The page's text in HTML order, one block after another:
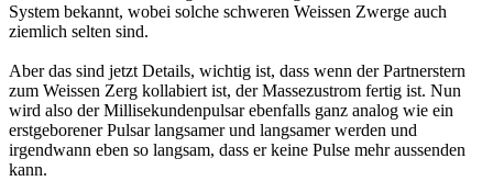
System bekannt, wobei solche schweren Weissen Zwerge auch
ziemlich selten sind.
Aber das sind jetzt Details, wichtig ist, dass wenn der Partnerstern
zum Weissen Zerg kollabiert ist, der Massezustrom fertig ist. Nun
wird also der Millisekundenpulsar ebenfalls ganz analog wie ein
erstgeborener Pulsar langsamer und langsamer werden und
irgendwann eben so langsam, dass er keine Pulse mehr aussenden
kann.